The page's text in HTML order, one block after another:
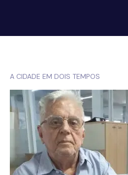
A CIDADE EM DOIS TEMPOS